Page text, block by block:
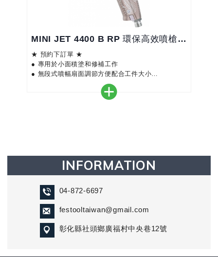
MINI JET 4400 B RP 環保高效噴槍-LADY版
★ 預約下訂單 ★
● 專用於小面積塗和修補工作
● 無段式噴幅扇面調節方便配合工件大小
● 噴杯全新改良，與一般 SATA 槍型通用
● 輕巧細小 - 即使較難接觸到的位置也可噴塗
INFORMATION
04-872-6697
festooltaiwan@gmail.com
彰化縣社頭鄉廣福村中央巷12號